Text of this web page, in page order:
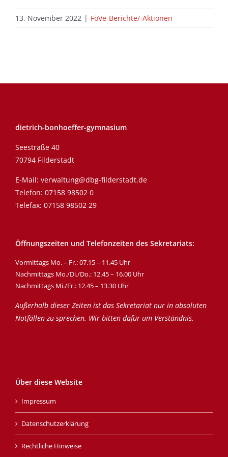
13. November 2022 | FöVe-Berichte/-Aktionen
dietrich-bonhoeffer-gymnasium
Seestraße 40
70794 Filderstadt
E-Mail: verwaltung@dbg-filderstadt.de
Telefon: 07158 98502 0
Telefax: 07158 98502 29
Öffnungszeiten und Telefonzeiten des Sekretariats:
Vormittags Mo. – Fr.: 07.15 – 11.45 Uhr
Nachmittags Mo./Di./Do.: 12.45 – 16.00 Uhr
Nachmittags Mi./Fr.: 12.45 – 13.30 Uhr
Außerhalb dieser Zeiten ist das Sekretariat nur in absoluten
Notfällen zu sprechen. Wir bitten dafür um Verständnis.
Über diese Website
Impressum
Datenschutzerklärung
Rechtliche Hinweise